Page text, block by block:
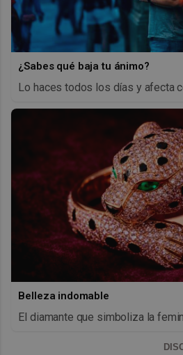
¿Sabes qué baja tu ánimo?
Lo haces todos los días y afecta
Belleza indomable
El diamante que simboliza la